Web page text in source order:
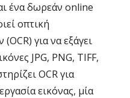
ένα δωρεάν online
οπτική
για να εξάγει
JPG, PNG, TIFF,
OCR για
εικόνας, μία